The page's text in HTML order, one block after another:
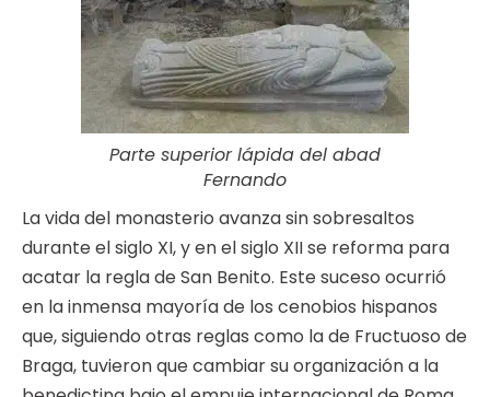
Parte superior lápida del abad
Fernando
La vida del monasterio avanza sin sobresaltos
durante el siglo XI, y en el siglo XII se reforma para
acatar la regla de San Benito. Este suceso ocurrió
en la inmensa mayoría de los cenobios hispanos
que, siguiendo otras reglas como la de Fructuoso de
Braga, tuvieron que cambiar su organización a la